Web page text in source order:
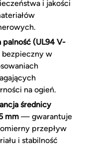
i jakości
palność (UL94 V-
w
na ogień.
średnicy
mm— gwarantuje
przepływ
i stabilność